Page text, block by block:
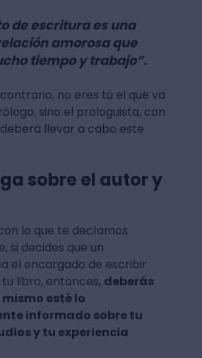
de escritura es una
amorosa que
tiempo y trabajo”.
no eres tú el que va
sino el prologuista, con
llevar a cabo este
sobre el autor y
lo que te decíamos
si decides que un
el encargado de escribir
libro, entonces, deberás
esté lo
informado sobre tu
y tu experiencia